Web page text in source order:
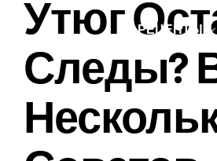
РЕЦЕПТЫ
Утюг
Следы?